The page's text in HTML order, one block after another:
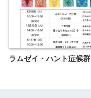
ラムゼイ・ハント症候群